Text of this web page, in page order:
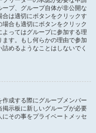
プ、グループ自体が非公開な
は適切にボタンをクリックす
合も適切にボタンをクリック
ってはグループに参加する理
す。もし何らかの理由で参加
めるようなことはしないでく
成する際にグループメンバー
示板に新しいグループが必要
その事をプライベートメッセ